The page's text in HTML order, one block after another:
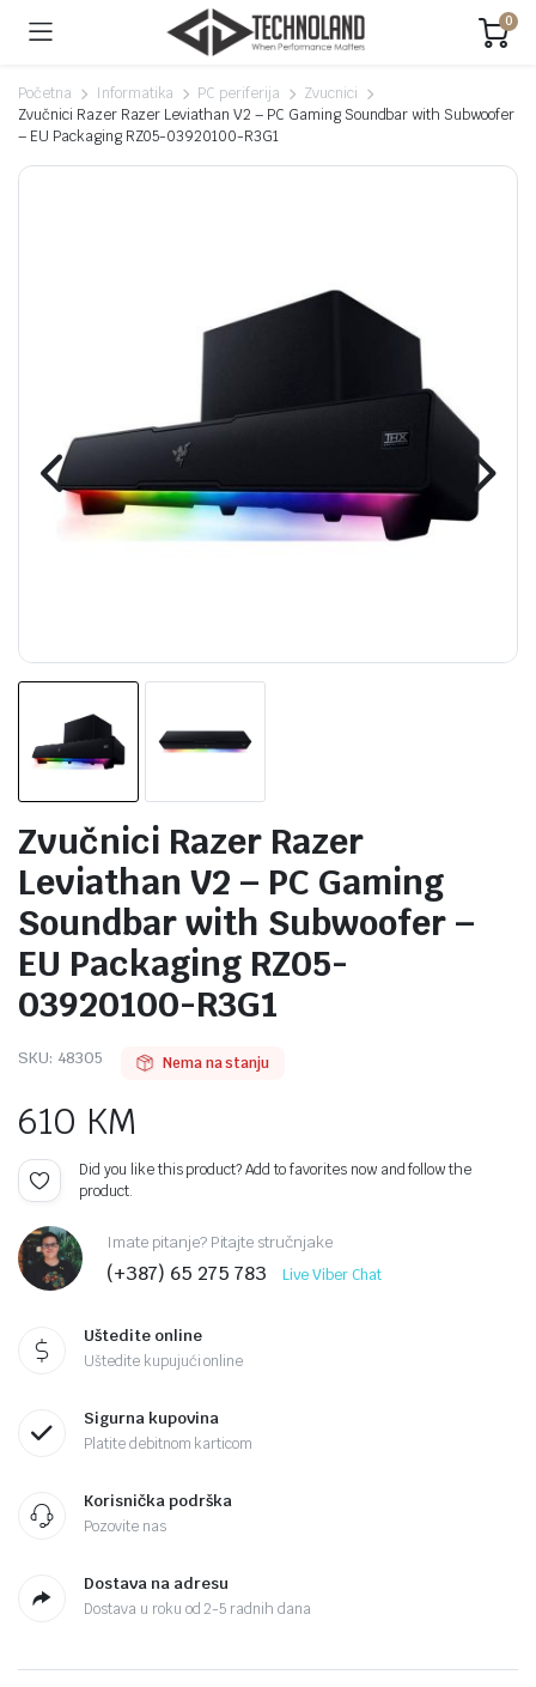
0
Početna Informatika PC periferija
Zvucnici
Zvučnici Razer Razer Leviathan V2 – PC Gaming Soundbar with Subwoofer
– EU Packaging RZ05-03920100-R3G1
Zvučnici Razer Razer
Leviathan V2 – PC Gaming
Soundbar with Subwoofer –
EU Packaging RZ05-
03920100-R3G1
SKU: 48305 Nema na stanju
610 KM
Did you like this product? Add to favorites now and follow the
product.
Imate pitanje? Pitajte stručnjake
(+387) 65 275 783 Live Viber Chat
Uštedite online
Uštedite kupujući online
Sigurna kupovina
Platite debitnom karticom
Korisnička podrška
Pozovite nas
Dostava na adresu
Dostava u roku od 2-5 radnih dana